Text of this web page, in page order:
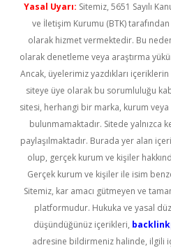
Yasal Uyarı: Sitemiz, 5651 Sayılı
ve İletişim Kurumu (BTK) tarafından
olarak hizmet vermektedir. Bu
olarak denetleme veya araştırma
Ancak, üyelerimiz yazdıkları
siteye üye olarak bu sorumluluğu
sitesi, herhangi bir marka, kurum veya
bulunmamaktadır. Sitede yalnızca
paylaşılmaktadır. Burada yer alan
olup, gerçek kurum ve kişiler
Gerçek kurum ve kişiler ile isim
Sitemiz, kar amacı gütmeyen ve
platformudur. Hukuka ve yasal
düşündüğünüz içerikleri,
adresine bildirmeniz halinde, ilgili